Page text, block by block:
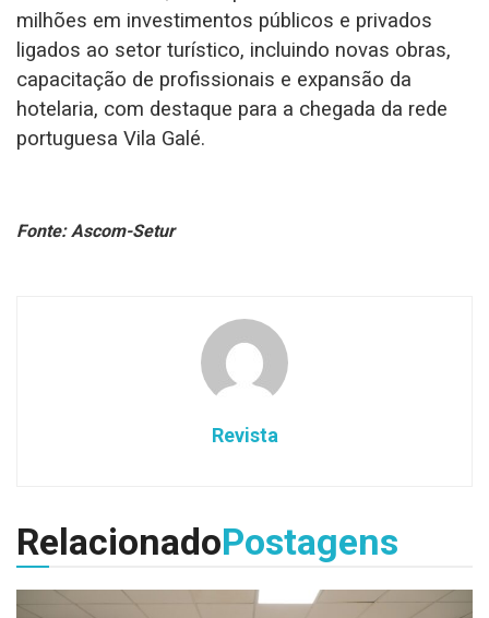
milhões em investimentos públicos e privados
ligados ao setor turístico, incluindo novas obras,
capacitação de profissionais e expansão da
hotelaria, com destaque para a chegada da rede
portuguesa Vila Galé.
Fonte: Ascom-Setur
Revista
RelacionadoPostagens